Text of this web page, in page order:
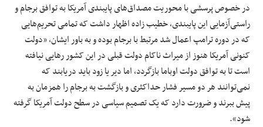
در خصوص پرسشی با محوریت مصداق‌های پایبندی آمریکا به توافق برجام و
راستی‌آزمایی این پایبندی، خطیب زاده اظهار داشت که تمامی تحریم‌هایی
که در دوره ترامپ اعمال شد مرتبط با برجام بوده و به باور ایشان، «دولت
کنونی آمریکا هنوز از میراث ناکام دولت قبلی در این کشور رهایی نیافته
است تا به توافق دولت اوباما بازگردد، اما دیر یا زود باید دریابند که
نمی‌توانند هر دو مسیر فشار حداکثری و بازگشت به برجام را همزمان به
پیش ببرند و ضرورت دارد که یک تصمیم سیاسی در سطح دولت آمریکا گرفته
شود».